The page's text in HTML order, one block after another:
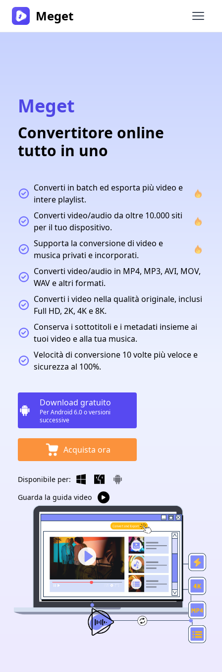
Apri il
Meget
Meget
Convertitore online
tutto in uno
Converti in batch ed esporta più video e
intere playlist.
Converti video/audio da oltre 10.000 siti
per il tuo dispositivo.
Supporta la conversione di video e
musica privati ​​e incorporati.
Converti video/audio in MP4, MP3, AVI, MOV,
WAV e altri formati.
Converti i video nella qualità originale, inclusi
Full HD, 2K, 4K e 8K.
Conserva i sottotitoli e i metadati insieme ai
tuoi video e alla tua musica.
Velocità di conversione 10 volte più veloce e
sicurezza al 100%.
Download gratuito
Per Android 6.0 o versioni
successive
Acquista ora
Disponibile per:
Guarda la guida video